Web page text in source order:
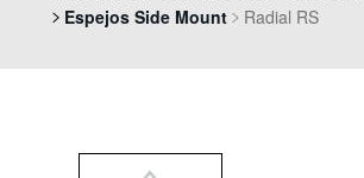
Espejos Side Mount
Radial RS